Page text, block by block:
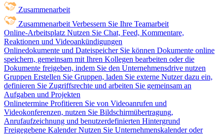
Zusammenarbeit
Zusammenarbeit Verbessern Sie Ihre Teamarbeit
Online-Arbeitsplatz Nutzen Sie Chat, Feed, Kommentare,
Reaktionen und Videoankündigungen
Onlinedokumente und Dateispeicher Sie können Dokumente online
speichern, gemeinsam mit Ihren Kollegen bearbeiten oder die
Dokumente freigeben, indem Sie den Unternehmensdrive nutzen
Gruppen Erstellen Sie Gruppen, laden Sie externe Nutzer dazu ein,
definieren Sie Zugriffsrechte und arbeiten Sie gemeinsam an
Aufgaben und Projekten
Onlinetermine Profitieren Sie von Videoanrufen und
Videokonferenzen, nutzen Sie Bildschirmübertragung,
Anrufaufzeichnung und benutzerdefinierten Hintergrund
Freigegebene Kalender Nutzen Sie Unternehmenskalender oder